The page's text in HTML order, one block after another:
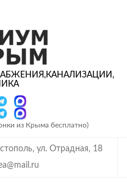
ул. Отрадная, 18
КАНАЛИЗАЦИИ,
из Крыма бесплатно)